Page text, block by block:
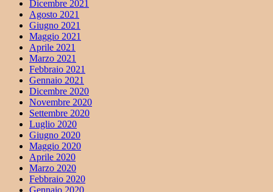
Dicembre 2021
Agosto 2021
Giugno 2021
Maggio 2021
Aprile 2021
Marzo 2021
Febbraio 2021
Gennaio 2021
Dicembre 2020
Novembre 2020
Settembre 2020
Luglio 2020
Giugno 2020
Maggio 2020
Aprile 2020
Marzo 2020
Febbraio 2020
Gennaio 2020